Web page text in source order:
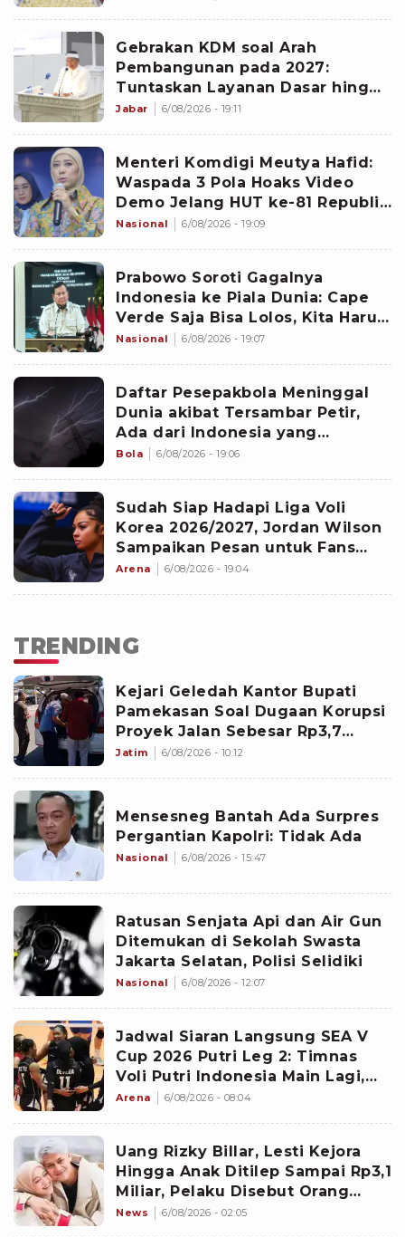
Gebrakan KDM soal Arah
Pembangunan pada 2027:
Tuntaskan Layanan Dasar hingga
Konektivitas Wilayah
Jabar 6/08/2026 - 19:11
Menteri Komdigi Meutya Hafid:
Waspada 3 Pola Hoaks Video
Demo Jelang HUT ke-81 Republik
Indonesia
Nasional 6/08/2026 - 19:09
Prabowo Soroti Gagalnya
Indonesia ke Piala Dunia: Cape
Verde Saja Bisa Lolos, Kita Harus
Introspeksi
Nasional 6/08/2026 - 19:07
Daftar Pesepakbola Meninggal
Dunia akibat Tersambar Petir,
Ada dari Indonesia yang
Namanya sudah Tersohor
Bola 6/08/2026 - 19:06
Sudah Siap Hadapi Liga Voli
Korea 2026/2027, Jordan Wilson
Sampaikan Pesan untuk Fans
Hyundai Hillstate
Arena 6/08/2026 - 19:04
TRENDING
Kejari Geledah Kantor Bupati
Pamekasan Soal Dugaan Korupsi
Proyek Jalan Sebesar Rp3,7
Milliar
Jatim 6/08/2026 - 10:12
Mensesneg Bantah Ada Surpres
Pergantian Kapolri: Tidak Ada
Nasional 6/08/2026 - 15:47
Ratusan Senjata Api dan Air Gun
Ditemukan di Sekolah Swasta
Jakarta Selatan, Polisi Selidiki
Nasional 6/08/2026 - 12:07
Jadwal Siaran Langsung SEA V
Cup 2026 Putri Leg 2: Timnas
Voli Putri Indonesia Main Lagi,
Langsung Hadapi Vietnam
Arena 6/08/2026 - 08:04
Uang Rizky Billar, Lesti Kejora
Hingga Anak Ditilep Sampai Rp3,1
Miliar, Pelaku Disebut Orang
Terdekat
News 6/08/2026 - 02:05